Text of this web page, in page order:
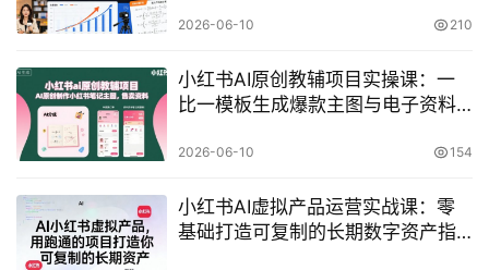
2026-06-10 210
小红书AI原创教辅项目实操课：一
比一模板生成爆款主图与电子资料
2026-06-10 154
小红书AI虚拟产品运营实战课：零
基础打造可复制的长期数字资产指